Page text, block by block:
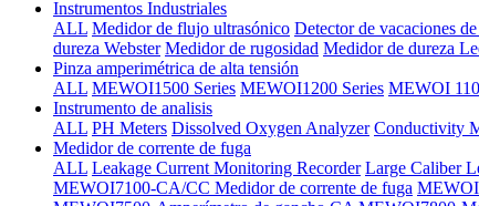
Instrumentos Industriales
ALL Medidor de flujo ultrasónico Detector de vacaciones
dureza Webster Medidor de rugosidad Medidor de dureza
Pinza amperimétrica de alta tensión
ALL MEWOI1500 Series MEWOI1200 Series MEWOI
Instrumento de analisis
ALL PH Meters Dissolved Oxygen Analyzer Conductivity
Medidor de corrente de fuga
ALL Leakage Current Monitoring Recorder Large Caliber
MEWOI7100-CA/CC Medidor de corrente de fuga